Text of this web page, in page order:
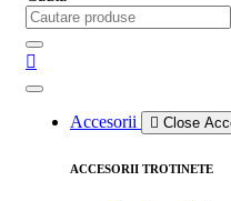
Accesorii Close
ACCESORII TROTINETE